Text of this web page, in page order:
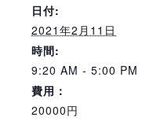
日付:
2021年2月11日
時間:
9:20 AM - 5:00 PM
費用：
20000円